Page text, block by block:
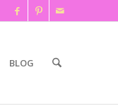
BLOG